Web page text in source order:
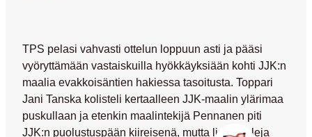
TPS pelasi vahvasti ottelun loppuun asti ja pääsi
vyöryttämään vastaiskuilla hyökkäyksiään kohti JJK:n
maalia evakkoisäntien hakiessa tasoitusta. Toppari
Jani Tanska kolisteli kertaalleen JJK-maalin ylärimaa
puskullaan ja etenkin maalintekijä Pennanen piti
JJK:n puolustuspään kiireisenä, mutta lisämaaleja